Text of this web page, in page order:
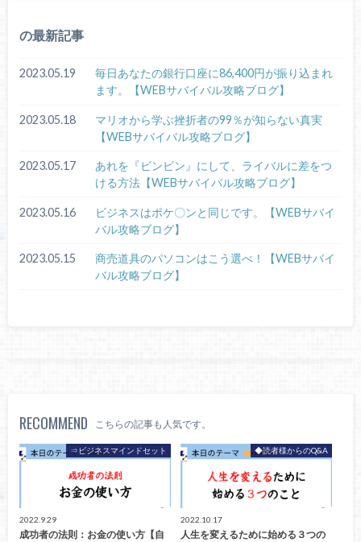
の最新記事
2023.05.19
毎日あなたの銀行口座に86,400円が振り込まれ
ます。【WEBサバイバル攻略ブログ】
2023.05.18
マリオから学ぶ挫折者の99％が知らない真実
【WEBサバイバル攻略ブログ】
2023.05.17
あれを『ビンビン』にして、ライバルに差をつ
ける方法【WEBサバイバル攻略ブログ】
2023.05.16
ビジネスはポケ〇ンと同じです。【WEBサバイ
バル攻略ブログ】
2023.05.15
商売道具のパソコンはこう選べ！【WEBサバイ
バル攻略ブログ】
RECOMMEND こちらの記事も人気です。
⇒ビジネスマインドセット
2022.9.29
成功者の法則：お金の使い方【自
◆読者様からのQ&A
2022.10.17
人生を変えるために始める３つの